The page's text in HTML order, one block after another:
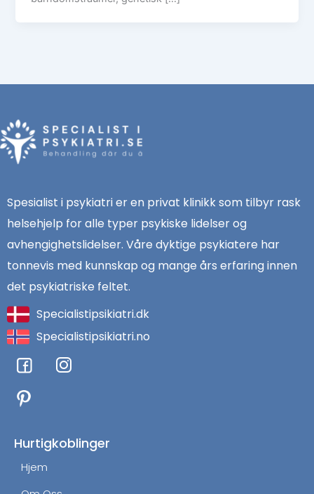
Spesialist i psykiatri er en privat klinikk som tilbyr rask
helsehjelp for alle typer psykiske lidelser og
avhengighetslidelser. Våre dyktige psykiatere har
tonnevis med kunnskap og mange års erfaring innen
det psykiatriske feltet.
Specialistipsikiatri.dk
Specialistipsikiatri.no
F
a
c
e
o
k
I
n
g
Hurtigkoblinger
Hjem